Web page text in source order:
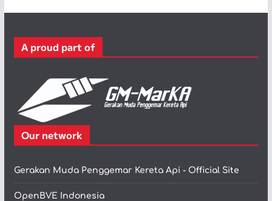
r
A proud part of
Our network
Gerakan Muda Penggemar Kereta Api - Official Site
OpenBVE Indonesia